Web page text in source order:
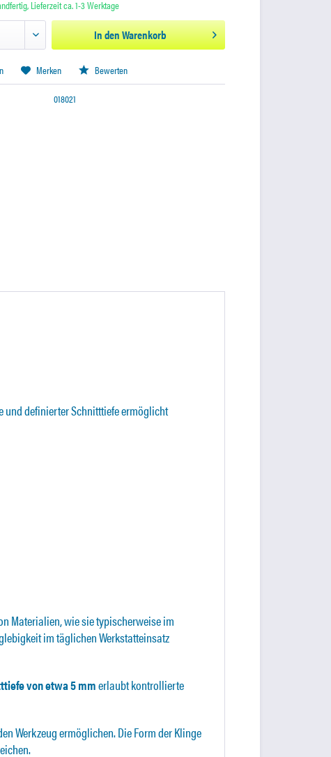
Lieferzeit ca. 1-3 Werktage
In denWarenkorb
Merken Bewerten
018021
und definierter Schnitttiefe ermöglicht
Materialien, wie sie typischerweise im
im täglichen Werkstatteinsatz
von etwa 5 mmerlaubt kontrollierte
Werkzeug ermöglichen. Die Form der Klinge